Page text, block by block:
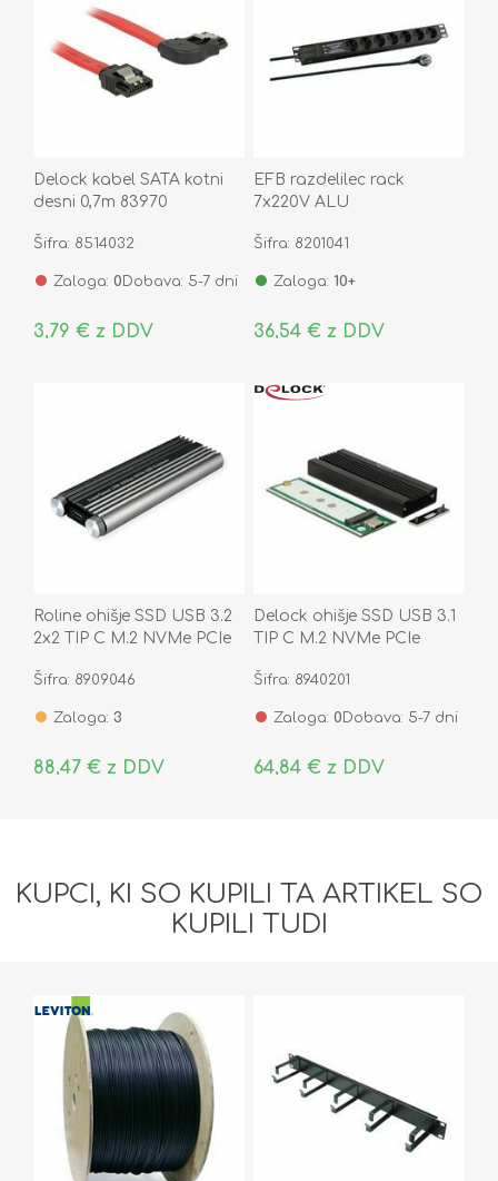
Delock kabel SATA kotni
desni 0,7m 83970
Šifra: 8514032
Zaloga: 0 Dobava: 5-7 dni
3,79 € z DDV
EFB razdelilec rack
7x220V ALU
2m EK631DE.3
Šifra: 8201041
Zaloga: 10+
36,54 € z DDV
Roline ohišje SSD USB 3.2
2x2 TIP C M.2 NVMe PCIe
Šifra: 8909046
Zaloga: 3
88,47 € z DDV
Delock ohišje SSD USB 3.1
TIP C M.2 NVMe PCIe
Šifra: 8940201
Zaloga: 0 Dobava: 5-7 dni
64,84 € z DDV
KUPCI, KI SO KUPILI TA ARTIKEL SO
KUPILI TUDI